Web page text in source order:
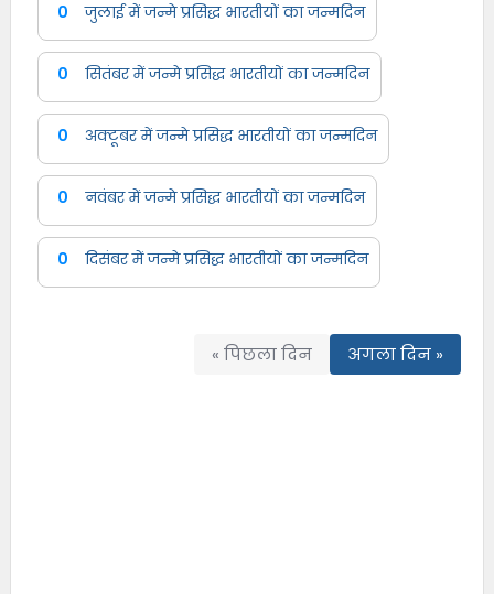
0 जुलाई में जन्मे प्रसिद्ध भारतीयों का जन्मदिन
0 सितंबर में जन्मे प्रसिद्ध भारतीयों का जन्मदिन
0 अक्टूबर में जन्मे प्रसिद्ध भारतीयों का जन्मदिन
0 नवंबर में जन्मे प्रसिद्ध भारतीयों का जन्मदिन
0 दिसंबर में जन्मे प्रसिद्ध भारतीयों का जन्मदिन
« पिछला दिन अगला दिन »